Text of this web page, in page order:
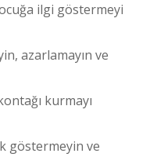
ilgi göstermeyi
azarlamayın ve
kurmayı
göstermeyin ve